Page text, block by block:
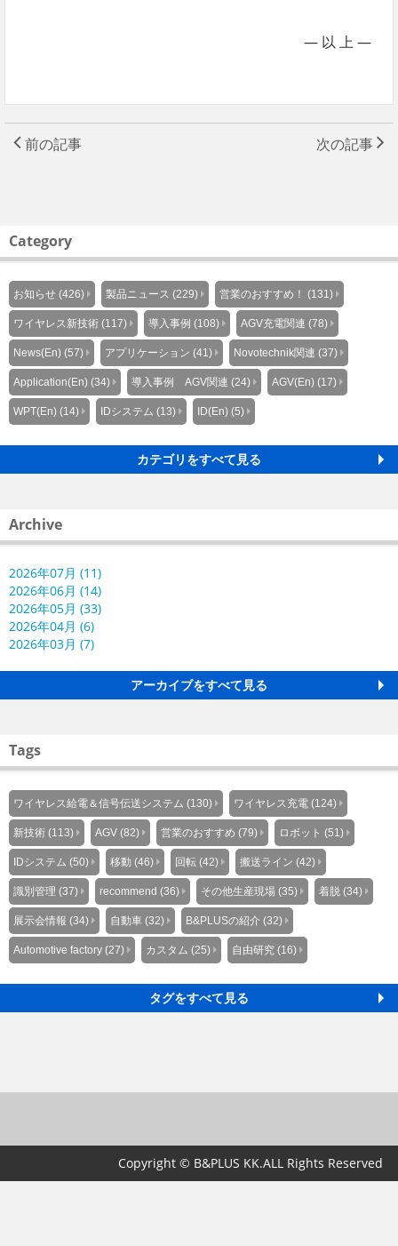
― 以 上 ―
前の記事 次の記事
Category
お知らせ (426) 製品ニュース (229) 営業のおすすめ！ (131)
ワイヤレス新技術 (117) 導入事例 (108) AGV充電関連 (78)
News(En) (57) アプリケーション (41) Novotechnik関連 (37)
Application(En) (34) 導入事例 AGV関連 (24) AGV(En) (17)
WPT(En) (14) IDシステム (13) ID(En) (5)
カテゴリをすべて見る
Archive
2026年07月 (11)
2026年06月 (14)
2026年05月 (33)
2026年04月 (6)
2026年03月 (7)
アーカイブをすべて見る
Tags
ワイヤレス給電＆信号伝送システム (130) ワイヤレス充電 (124)
新技術 (113) AGV (82) 営業のおすすめ (79) ロボット (51)
IDシステム (50) 移動 (46) 回転 (42) 搬送ライン (42)
識別管理 (37) recommend (36) その他生産現場 (35) 着脱 (34)
展示会情報 (34) 自動車 (32) B&PLUSの紹介 (32)
Automotive factory (27) カスタム (25) 自由研究 (16)
タグをすべて見る
Copyright © B&PLUS KK.ALL Rights Reserved